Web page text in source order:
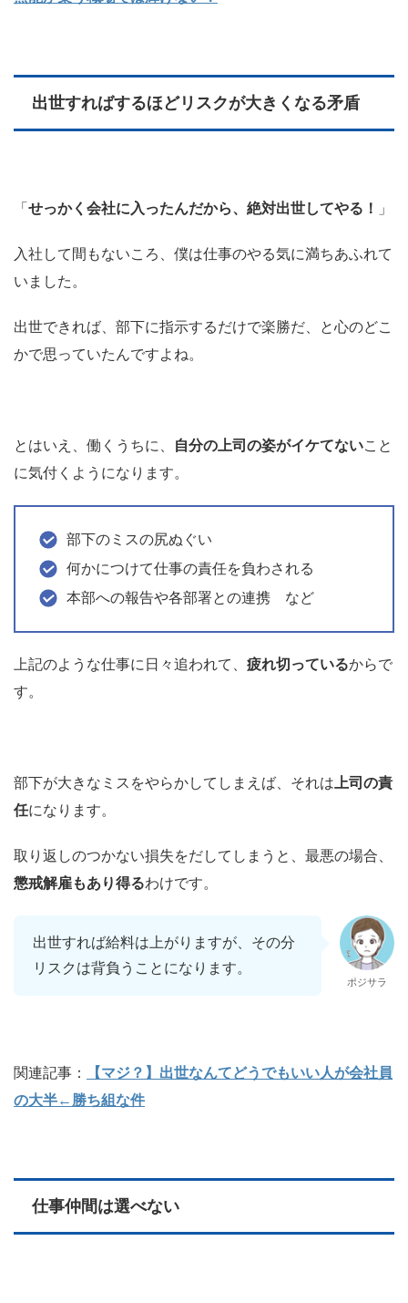
出世すればするほどリスクが大きくなる矛盾
「 せっかく会社に入ったんだから、絶対出世してやる！ 」
入社して間もないころ、僕は仕事のやる気に満ちあふれて
いました。
出世できれば、部下に指示するだけで楽勝だ、と心のどこ
かで思っていたんですよね。
とはいえ、働くうちに、 自分の上司の姿がイケてないこと
に気付くようになります。
部下のミスの尻ぬぐい
何かにつけて仕事の責任を負わされる
本部への報告や各部署との連携 など
上記のような仕事に日々追われて、 疲れ切っているからで
す。
部下が大きなミスをやらかしてしまえば、それは 上司の責
任になります。
取り返しのつかない損失をだしてしまうと、最悪の場合、
懲戒解雇もあり得るわけです。
出世すれば給料は上がりますが、その分
リスクは背負うことになります。
ポジサラ
関連記事：
【マジ？】出世なんてどうでもいい人が会社員
の大半←勝ち組な件
仕事仲間は選べない